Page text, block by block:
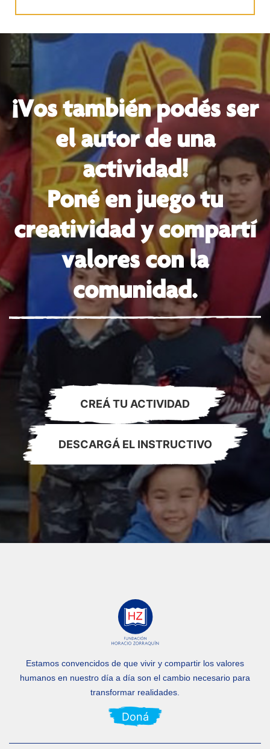
¡Vos también podés ser
el autor de una
actividad!
Poné en juego tu
creatividad y compartí
valores con la
comunidad.
CREÁ TU ACTIVIDAD
DESCARGÁ EL INSTRUCTIVO
Estamos convencidos de que vivir y compartir los valores
humanos en nuestro día a día son el cambio necesario para
transformar realidades.
Doná